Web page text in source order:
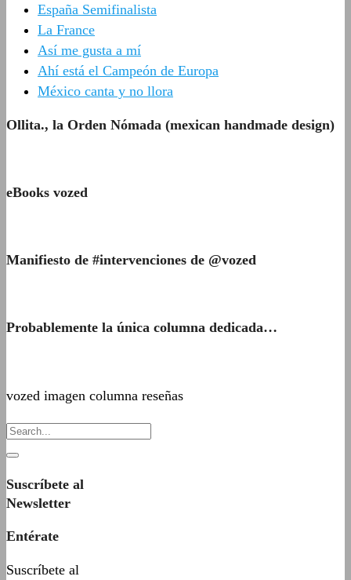
España Semifinalista
La France
Así me gusta a mí
Ahí está el Campeón de Europa
México canta y no llora
Ollita., la Orden Nómada (mexican handmade design)
eBooks vozed
Manifiesto de #intervenciones de @vozed
Probablemente la única columna dedicada…
vozed imagen columna reseñas
Suscríbete al
Newsletter
Entérate
Suscríbete al